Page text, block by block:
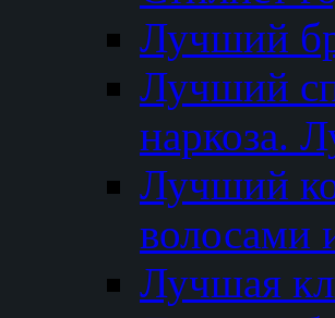
Лучший
Лучший
наркоза.
Лучший
волосами
Лучшая